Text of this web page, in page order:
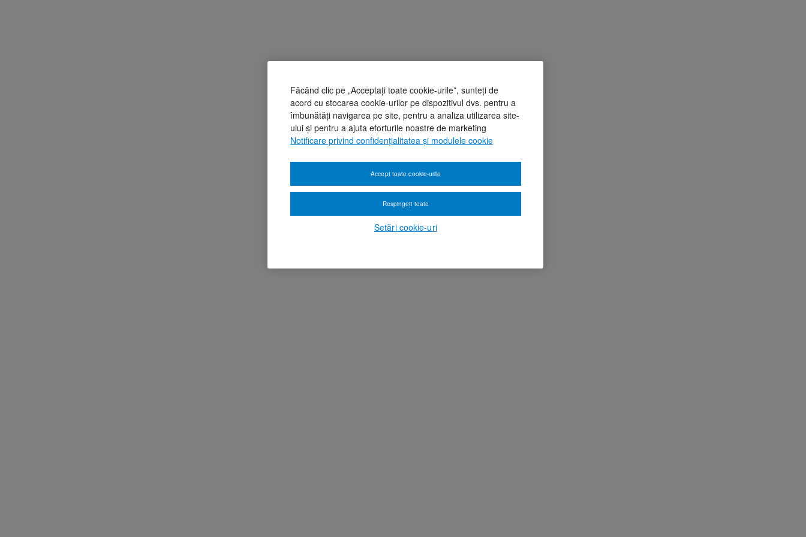
Făcând clic pe „Acceptați toate cookie-urile”, sunteți de
acord cu stocarea cookie-urilor pe dispozitivul dvs. pentru a
îmbunătăți navigarea pe site, pentru a analiza utilizarea site-
ului și pentru a ajuta eforturile noastre de marketing
Notificare privind confidențialitatea și modulele cookie
Setări cookie-uri
Respingeți toate
Accept toate cookie-urile